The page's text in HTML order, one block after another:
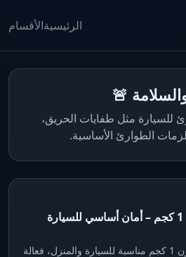
الرئيسيةالأقسام
🚨
للسيارة مثل طفايات الحريق،
الطوارئ الأساسية.
طفاية حريق بودرة جافة 1 كجم – أمان أساسي للسيارة
طفاية حريق بودرة جافة وزن 1 كجم مناسبة للسيارة والمنزل، فعالة